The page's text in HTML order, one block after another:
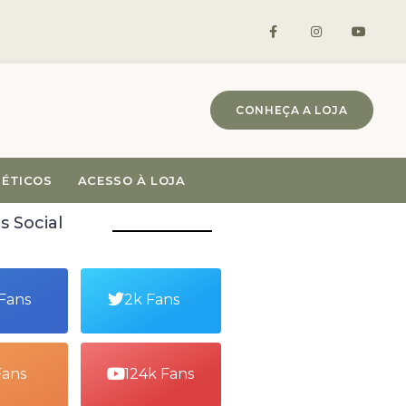
CONHEÇA A LOJA
ACESSO À LOJA
Social
2k Fans
124k Fans